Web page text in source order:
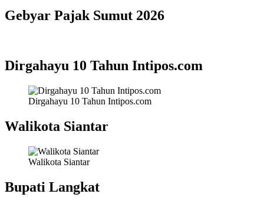
Gebyar Pajak Sumut 2026
Dirgahayu 10 Tahun Intipos.com
Dirgahayu 10 Tahun Intipos.com
Walikota Siantar
Walikota Siantar
Bupati Langkat